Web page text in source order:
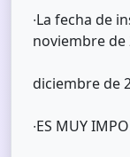
∙La fecha de
noviembre de
diciembre
∙ES MUY